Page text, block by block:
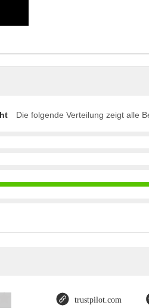
Die folgende Verteilung zeigt alle
trustpilot.com